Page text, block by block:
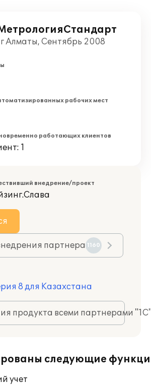
Алматы, Сентябрь 2008
рабочих мест
работающих клиентов
1
внедрение/проект
партнера 1160
8 для Казахстана
продукта всеми партнерами
следующие
учет